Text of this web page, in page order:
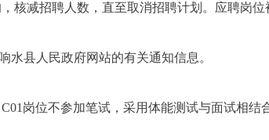
核减招聘人数，直至取消招聘计划。应聘岗
水县人民政府网站的有关通知信息。
C01 岗位不参加笔试 ， 采用体能测试与面试相结